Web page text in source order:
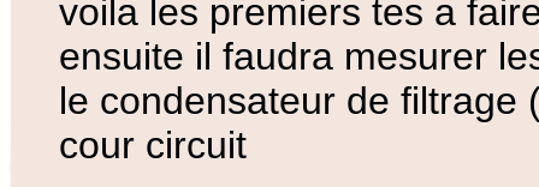
voila les premiers tes a
ensuite il faudra mesurer
le condensateur de filtrage
cour circuit